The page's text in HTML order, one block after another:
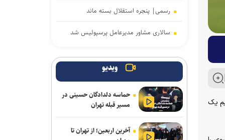
یک
رسمی| پنجره استقلال بسته ماند
سالاری مشاور مدیرعامل پرسپولیس شد
پرسپولیس؛ تشکیل سه مدیریت مستقل
آراسته به نساجی پیوست
اعلام شماره پیراهن بازیکنان پرسپولیس
برای لیگ بیست‌وششم
ویدیو
حماسه دلدادگان حسینی در
مسیر قبله تهران
آخرین اربعین؛ از تهران تا